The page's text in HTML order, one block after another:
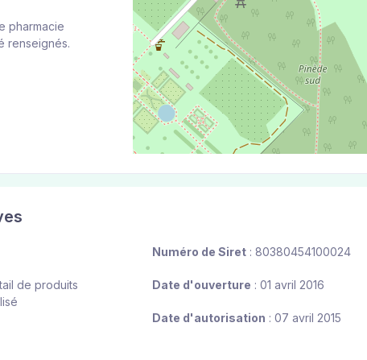
pharmacie
renseignés.
de produits
Numéro de Siret : 80380454100024
Date d'ouverture : 01 avril 2016
Date d'autorisation : 07 avril 2015